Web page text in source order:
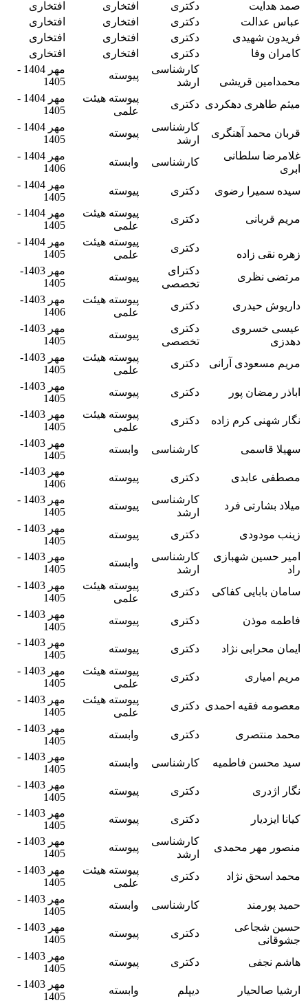
صمد هدایت دکتری افتخاری
افتخاری
عباس عدالت
دکتری افتخاری
افتخاری
فریدون شهیدی
دکتری افتخاری
افتخاری
کامران وفا
دکتری افتخاری افتخاری
محمدامین قریشی
کارشناسی
ارشد
پیوسته
مهر 1404 -
1405
میثم طاهری دهکردی دکتری
پیوسته هیئت
علمی
مهر 1404 -
1405
قربان محمد آهنگری
کارشناسی
ارشد
پیوسته
مهر 1404 -
1405
غلامرضا سلطانی
ابری
کارشناسی وابسته
مهر 1404 -
1406
سیده سمیرا رضوی
دکتری پیوسته
مهر 1404 -
1405
مریم قربانی
دکتری
پیوسته هیئت
علمی
مهر 1404 -
1405
زهره نقی زاده
دکتری
پیوسته هیئت
علمی
مهر 1404 -
1405
مرتضی نظری
دکترای
تخصصی
پیوسته
مهر 1403-
1405
داریوش حیدری
دکتری
پیوسته هیئت
علمی
مهر 1403-
1406
عیسی خسروی
دهدزی
دکتری
تخصصی
پیوسته
مهر 1403-
1405
مریم مسعودی آرانی
دکتری
پیوسته هیئت
علمی
مهر 1403-
1405
اباذر رمضان پور
دکتری پیوسته
مهر 1403-
1405
نگار شهنی کرم زاده
دکتری
پیوسته هیئت
علمی
مهر 1403-
1405
سهیلا قاسمی
کارشناسی وابسته
مهر 1403-
1405
مصطفی عابدی
دکتری پیوسته
مهر 1403-
1406
میلاد بشارتی فرد
کارشناسی
ارشد
پیوسته
مهر 1403 -
1405
زینب مودودی
دکتری پیوسته
مهر 1403 -
1405
امیر حسین شهبازی
راد
کارشناسی
ارشد
وابسته
مهر 1403 -
1405
سامان بابایی کفاکی
دکتری
پیوسته هیئت
علمی
مهر 1403 -
1405
فاطمه موذن
دکتری پیوسته
مهر 1403 -
1405
ایمان محرابی نژاد
دکتری پیوسته
مهر 1403 -
1405
مریم امیاری
دکتری
پیوسته هیئت
علمی
مهر 1403 -
1405
معصومه فقیه احمدی دکتری
پیوسته هیئت
علمی
مهر 1403 -
1405
محمد منتصری
دکتری وابسته
مهر 1403 -
1405
سید محسن فاطمیه
کارشناسی وابسته
مهر 1403 -
1405
نگار اژدری
دکتری پیوسته
مهر 1403 -
1405
کیانا ایزدیار
دکتری پیوسته
مهر 1403 -
1405
منصور مهر محمدی
کارشناسی
ارشد
پیوسته
مهر 1403 -
1405
محمد اسحق نژاد
دکتری
پیوسته هیئت
علمی
مهر 1403 -
1405
حمید پورمند
کارشناسی وابسته
مهر 1403 -
1405
حسین شجاعی
جشوقانی
دکتری پیوسته
مهر 1403 -
1405
هاشم‌ نجفی
دکتری پیوسته
مهر 1403 -
1405
ارشیا صالحیار
دیپلم وابسته
مهر 1403 -
1405